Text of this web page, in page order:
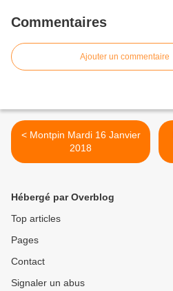
Commentaires
Ajouter un commentaire
< Montpin Mardi 16 Janvier
2018
Hébergé par Overblog
Top articles
Pages
Contact
Signaler un abus